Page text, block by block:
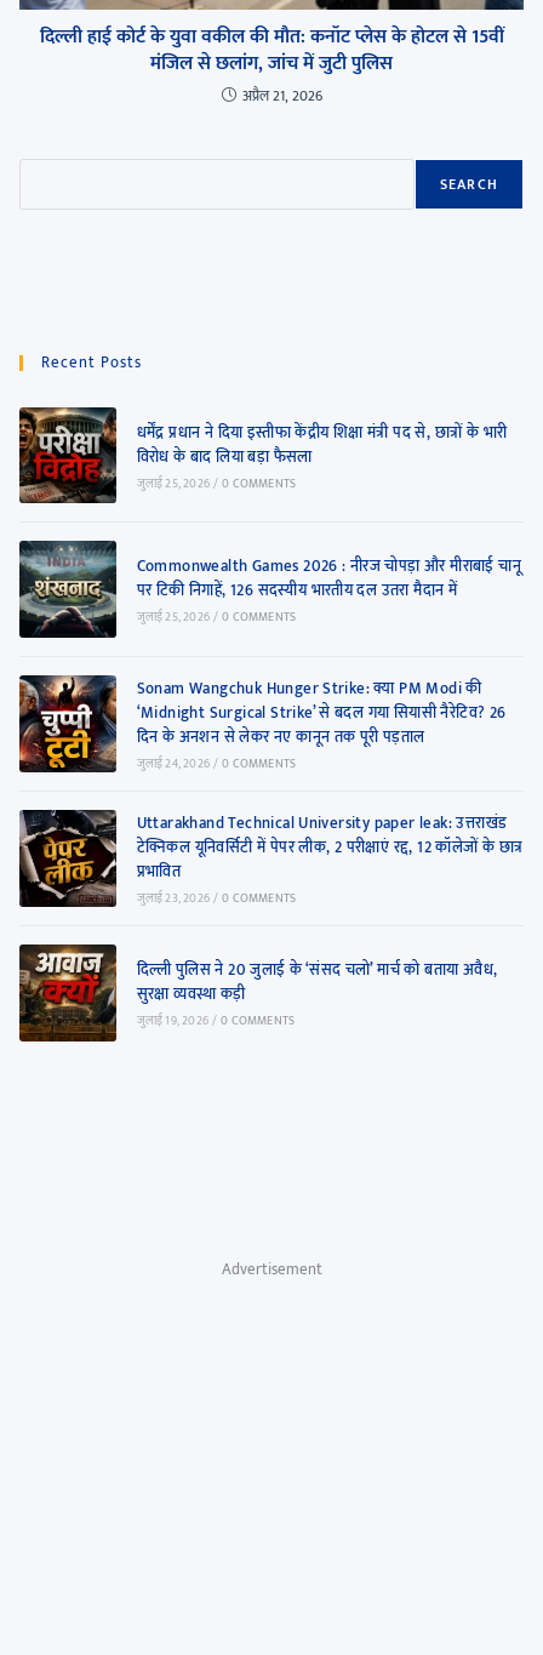
दिल्ली हाई कोर्ट के युवा वकील की मौत: कनॉट प्लेस के होटल से 15वीं
मंजिल से छलांग, जांच में जुटी पुलिस
अप्रैल 21, 2026
SEARCH
Recent Posts
धर्मेंद्र प्रधान ने दिया इस्तीफा केंद्रीय शिक्षा मंत्री पद से, छात्रों के भारी
विरोध के बाद लिया बड़ा फैसला
जुलाई 25, 2026/0 COMMENTS
Commonwealth Games 2026 : नीरज चोपड़ा और मीराबाई चानू
पर टिकी निगाहें, 126 सदस्यीय भारतीय दल उतरा मैदान में
जुलाई 25, 2026/0 COMMENTS
Sonam Wangchuk Hunger Strike: क्या PM Modi की
‘Midnight Surgical Strike’ से बदल गया सियासी नैरेटिव? 26
दिन के अनशन से लेकर नए कानून तक पूरी पड़ताल
जुलाई 24, 2026/0 COMMENTS
Uttarakhand Technical University paper leak: उत्तराखंड
टेक्निकल यूनिवर्सिटी में पेपर लीक, 2 परीक्षाएं रद्द, 12 कॉलेजों के छात्र
प्रभावित
जुलाई 23, 2026/0 COMMENTS
दिल्ली पुलिस ने 20 जुलाई के ‘संसद चलो’ मार्च को बताया अवैध,
सुरक्षा व्यवस्था कड़ी
जुलाई 19, 2026/0 COMMENTS
Advertisement